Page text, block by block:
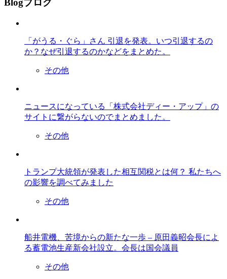
Blogブログ
「がうる・ぐら」さん 引退を発表。いつ引退するの
か？なぜ引退するのかなどをまとめた。
その他
ニュースになっている「株式会社ディー・アップ」の
サイトに繋がらないのでまとめました。
その他
トランプ大統領が発表した相互関税とは何？ 私たちへ
の影響を調べてみました
その他
船井電機、苦境からの新たな一歩 – 原田義昭会長によ
る蓄電池生産新会社設立。会長は国会議員
その他